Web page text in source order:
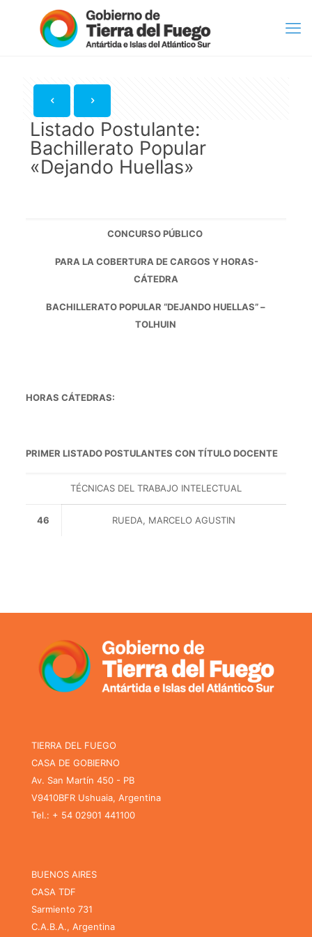
Listado Postulante:
Bachillerato Popular
«Dejando Huellas»
CONCURSO PÚBLICO
PARA LA COBERTURA DE CARGOS Y HORAS-
CÁTEDRA
BACHILLERATO POPULAR “DEJANDO HUELLAS” –
TOLHUIN
HORAS CÁTEDRAS:
PRIMER LISTADO POSTULANTES CON TÍTULO DOCENTE
TÉCNICAS DEL TRABAJO INTELECTUAL
46 RUEDA, MARCELO AGUSTIN
TIERRA DEL FUEGO
CASA DE GOBIERNO
Av. San Martín 450 - PB
V9410BFR Ushuaia, Argentina
Tel.: + 54 02901 441100
BUENOS AIRES
CASA TDF
Sarmiento 731
C.A.B.A., Argentina